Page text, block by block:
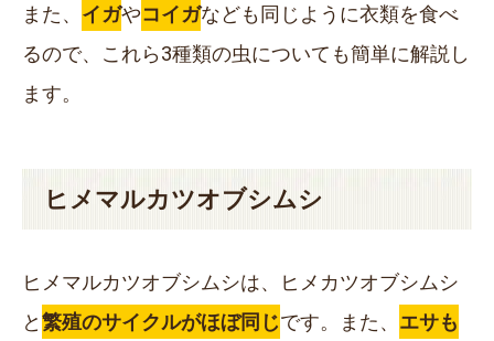
また、 イガやコイガなども同じように衣類を食べ
るので、これら3種類の虫についても簡単に解説し
ます。
ヒメマルカツオブシムシ
ヒメマルカツオブシムシは、ヒメカツオブシムシ
と繁殖のサイクルがほぼ同じです。また、 エサも